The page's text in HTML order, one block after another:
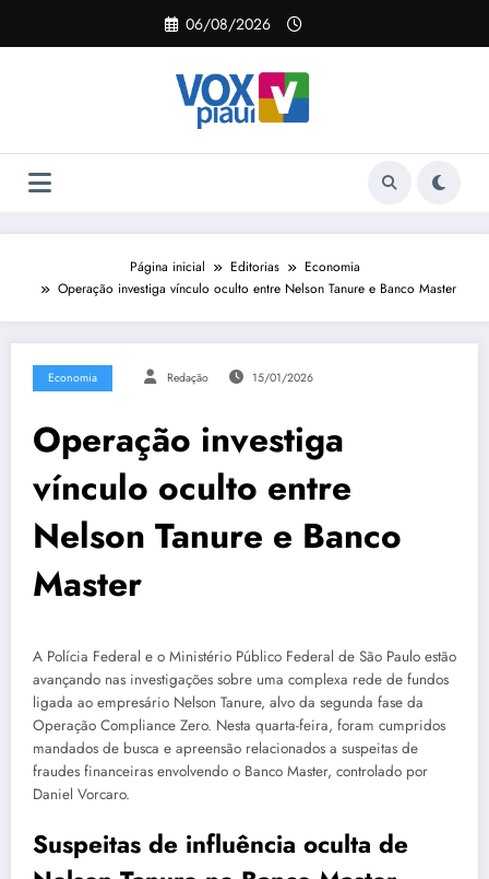
o
06/08/2026
Página inicial Editorias
Economia
Operação investiga vínculo oculto entre Nelson Tanure e Banco Master
Economia Redação 15/01/2026
Operação investiga
vínculo oculto entre
Nelson Tanure e Banco
Master
A Polícia Federal e o Ministério Público Federal de São Paulo estão
avançando nas investigações sobre uma complexa rede de fundos
ligada ao empresário Nelson Tanure, alvo da segunda fase da
Operação Compliance Zero. Nesta quarta-feira, foram cumpridos
mandados de busca e apreensão relacionados a suspeitas de
fraudes financeiras envolvendo o Banco Master, controlado por
Daniel Vorcaro.
Suspeitas de influência oculta de